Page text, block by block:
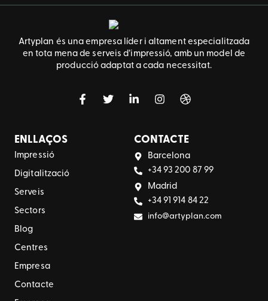
Artyplan és una empresa líder i altament especialitzada
en tota mena de serveis d’impressió, amb un model de
producció adaptat a cada necessitat.
ENLLAÇOS
Impressió
Digitalització
Serveis
Sectors
Blog
Centres
Empresa
Contacte
CONTACTE
Barcelona
+34 93 200 87 99
Madrid
+34 91 914 84 22
info@artyplan.com